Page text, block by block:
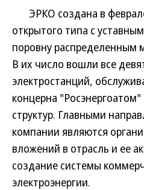
ЭРКО создана в
открытого типа с
поровну распределенным
В их число вошли все
электростанций,
концерна
структур. Главными
компании являются
вложений в отрасль и ее
создание системы
электроэнергии.